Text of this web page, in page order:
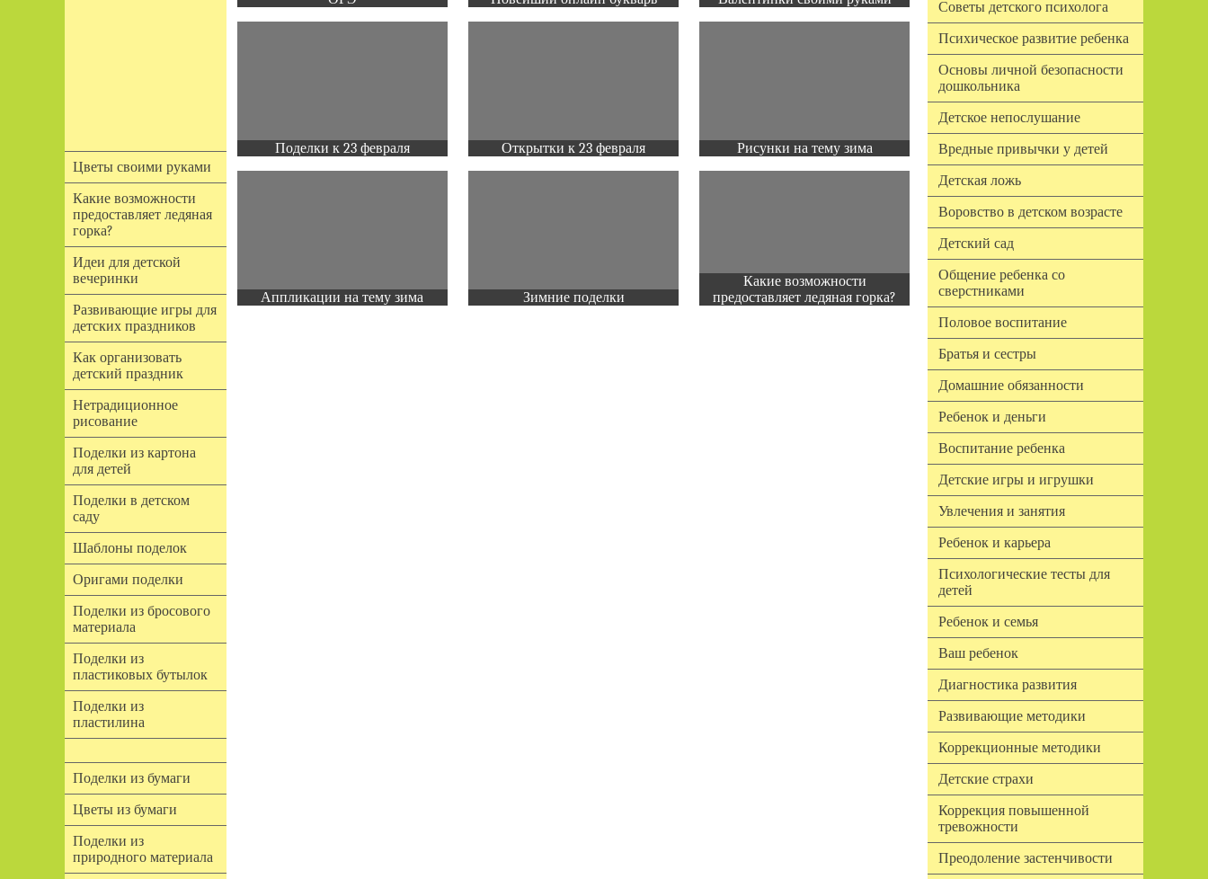
Цветы своими руками
Какие возможности
предоставляет ледяная
горка?
Идеи для детской
вечеринки
Развивающие игры для
детских праздников
Как организовать
детский праздник
Нетрадиционное
рисование
Поделки из картона
для детей
Поделки в детском
саду
Шаблоны поделок
Оригами поделки
Поделки из бросового
материала
Поделки из
пластиковых бутылок
Поделки из
пластилина
Поделки из бумаги
Цветы из бумаги
Поделки из
природного материала
Поделки к 23 февраля Открытки к 23 февраля Рисунки на тему зима
Аппликации на тему зима Зимние поделки
Какие возможности
предоставляет ледяная горка?
Советы детского психолога
Психическое развитие ребенка
Основы личной безопасности
дошкольника
Детское непослушание
Вредные привычки у детей
Детская ложь
Воровство в детском возрасте
Детский сад
Общение ребенка со
сверстниками
Половое воспитание
Братья и сестры
Домашние обязанности
Ребенок и деньги
Воспитание ребенка
Детские игры и игрушки
Увлечения и занятия
Ребенок и карьера
Психологические тесты для
детей
Ребенок и семья
Ваш ребенок
Диагностика развития
Развивающие методики
Коррекционные методики
Детские страхи
Коррекция повышенной
тревожности
Преодоление застенчивости